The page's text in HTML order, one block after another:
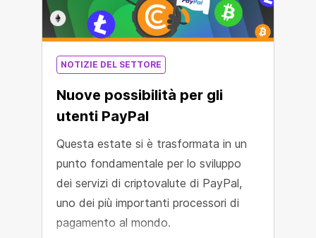
NOTIZIE DEL SETTORE
Nuove possibilità per gli
utenti PayPal
Questa estate si è trasformata in un
punto fondamentale per lo sviluppo
dei servizi di criptovalute di PayPal,
uno dei più importanti processori di
pagamento al mondo.